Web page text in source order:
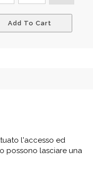
Add To Cart
l'accesso ed
possono lasciare una